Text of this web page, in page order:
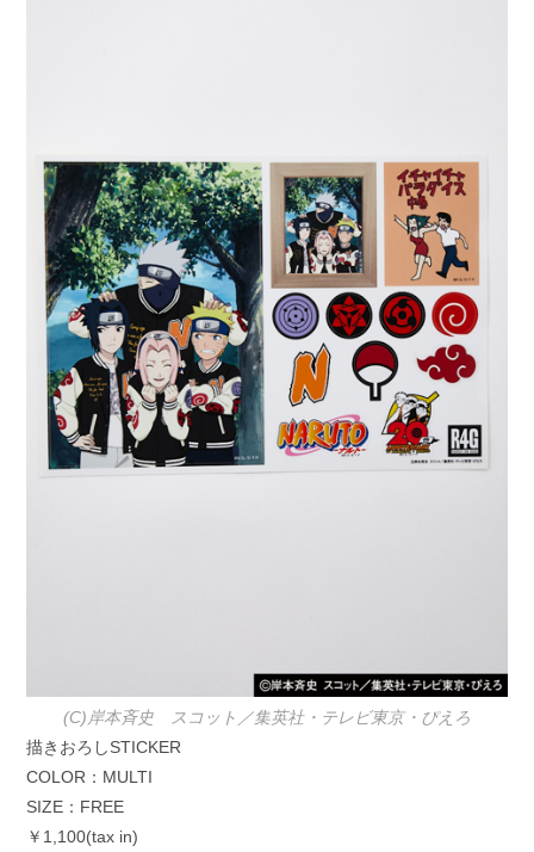
(C)岸本斉史 スコット／集英社・テレビ東京・ぴえろ
描きおろしSTICKER
COLOR：MULTI
SIZE：FREE
￥1,100(tax in)